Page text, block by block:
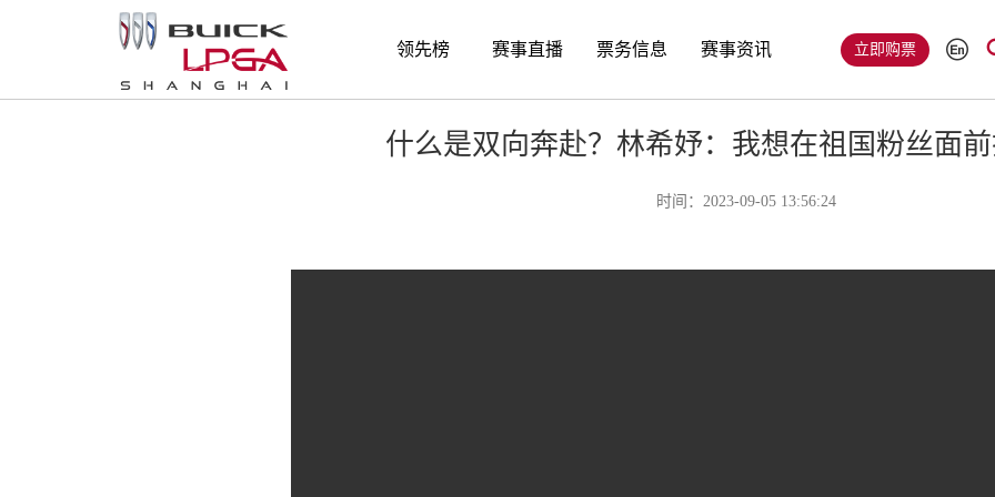
领先榜 赛事直播 票务信息 赛事资讯 立即购票
精彩时刻
什么是双向奔赴？林希妤：我想在祖国粉丝面
时间：2023-09-05 13:56:24